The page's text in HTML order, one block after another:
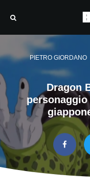
PIETRO GIORDANO
Dragon